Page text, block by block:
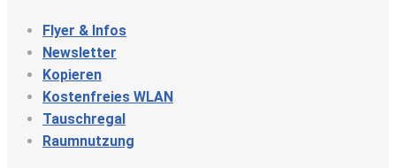
Flyer & Infos
Newsletter
Kopieren
Kostenfreies WLAN
Tauschregal
Raumnutzung